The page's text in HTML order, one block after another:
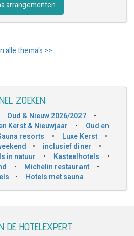
arrangementen
alle thema's >>
ZOEKEN:
Oud & Nieuw 2026/2027•
Kerst & Nieuwjaar • Oud en
resorts • Luxe Kerst •
• inclusief diner •
in natuur • Kasteelhotels •
• Michelin restaurant•
• Hotels met sauna
DE HOTELEXPERT